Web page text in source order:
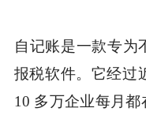
自记账是一款专为
报税软件。它经过
10 多万企业每月